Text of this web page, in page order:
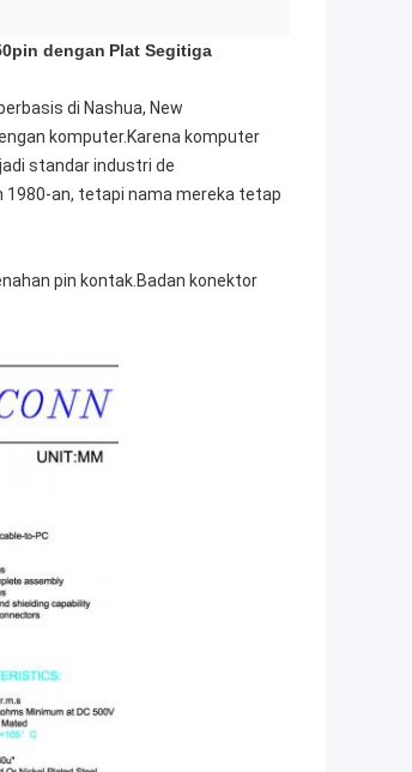
dengan Plat Segitiga
di Nashua, New
komputer.Karena komputer
standar industri de
1980-an, tetapi nama mereka tetap
pin kontak.Badan konektor